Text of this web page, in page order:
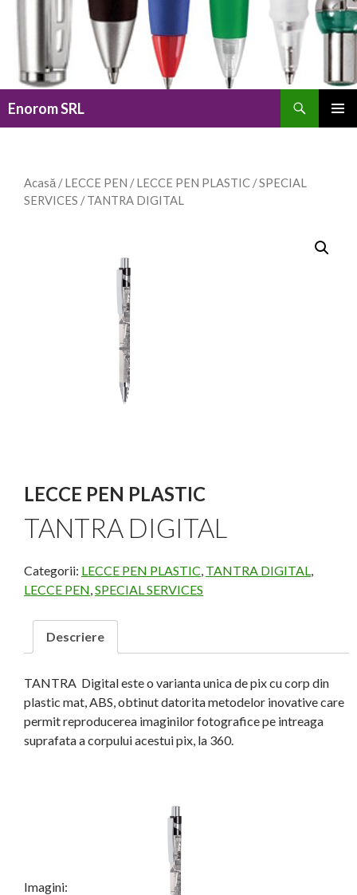
Enorom SRL
Acasă /LECCE PEN /LECCE PEN PLASTIC /SPECIAL
SERVICES / TANTRA DIGITAL
LECCE PEN PLASTIC
TANTRA DIGITAL
Categorii: LECCE PEN PLASTIC TANTRA DIGITAL
LECCE PEN SPECIAL SERVICES
Descriere
TANTRA Digital este o varianta unica de pix cu corp din
plastic mat, ABS, obtinut datorita metodelor inovative care
permit reproducerea imaginilor fotografice pe intreaga
suprafata a corpului acestui pix, la 360.
Imagini: